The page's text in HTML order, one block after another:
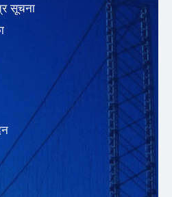
सूचना